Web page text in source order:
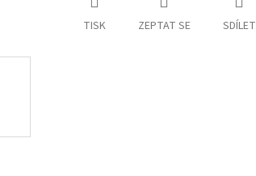
TISK ZEPTAT SE SDÍLET